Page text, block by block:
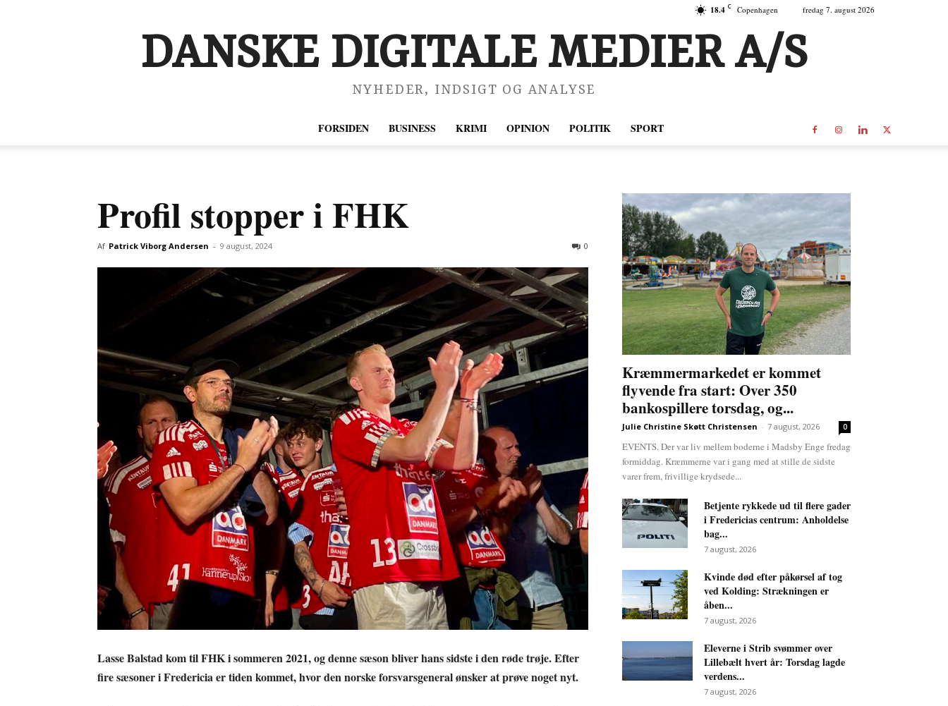
18.4 C Copenhagen fredag 7. august 2026
DANSKE DIGITALE MEDIER A/S
NYHEDER, INDSIGT OG ANALYSE
FORSIDEN BUSINESS KRIMI OPINION POLITIK SPORT
Profil stopper i FHK
Af Patrick Viborg Andersen - 9 august, 2024 0
Lasse Balstad kom til FHK i sommeren 2021, og denne sæson bliver hans sidste i den røde trøje. Efter
fire sæsoner i Fredericia er tiden kommet, hvor den norske forsvarsgeneral ønsker at prøve noget nyt.
Kræmmermarkedet er kommet
flyvende fra start: Over 350
bankospillere torsdag, og...
Julie Christine Skøtt Christensen - 7 august, 2026 0
EVENTS. Der var liv mellem boderne i Madsby Enge fredag
formiddag. Kræmmerne var i gang med at stille de sidste
varer frem, frivillige krydsede...
Betjente rykkede ud til flere gader
i Fredericias centrum: Anholdelse
bag...
7 august, 2026
Kvinde død efter påkørsel af tog
ved Kolding: Strækningen er
åben...
7 august, 2026
Eleverne i Strib svømmer over
Lillebælt hvert år: Torsdag lagde
verdens...
7 august, 2026